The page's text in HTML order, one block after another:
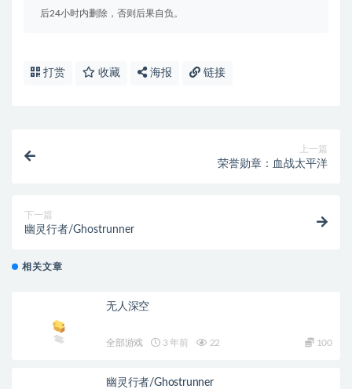
后24小时内删除，否则后果自负。
打赏 收藏 海报 链接
上一篇
荣誉勋章：血战太平洋
下一篇
幽灵行者/Ghostrunner
相关文章
无人深空
全部游戏 3 年前 22 100
幽灵行者/Ghostrunner